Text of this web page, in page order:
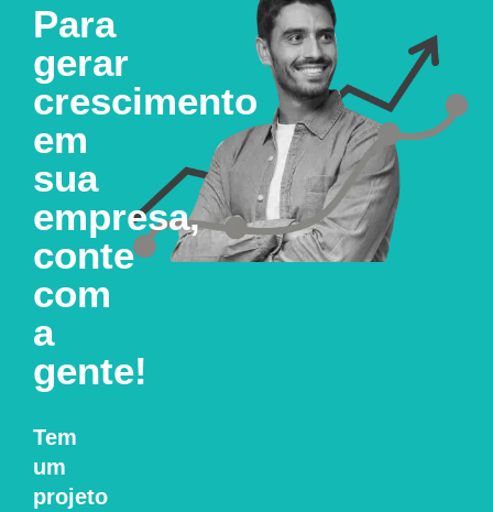
Para
gerar
crescimento
em
sua
empresa,
conte
com
a
gente!
Tem
um
projeto